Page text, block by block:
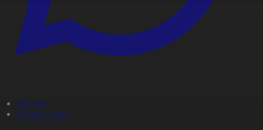
#Спорт
#Техно-әлем